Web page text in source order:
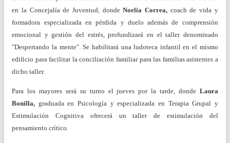
en la Concejalía de Juventud, dondeNoelia Correa, coach de vida y
formadora especializada en pérdida y duelo además de comprensión
emocional y gestión del estrés, profundizará en el taller denominado
"Despertando la mente". Se habilitará una ludoteca infantil en el mismo
edificio para facilitar la conciliación familiar para las familias asistentes a
dicho taller.
Para los mayores será su turno el jueves por la tarde, donde Laura
Bonilla, graduada en Psicología y especializada en Terapia Grupal y
Estimulación Cognitiva ofrecerá un taller de estimulación del
pensamiento crítico.